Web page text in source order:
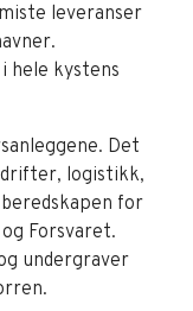
leveranser
hele kystens
Det
logistikk,
for
Forsvaret.
undergraver